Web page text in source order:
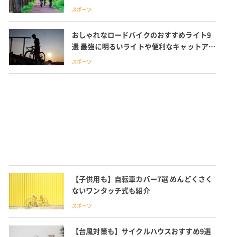
較的安い価格帯のものまで
スポーツ
おしゃれなロードバイクのおすすめライト9
選 最強に明るいライトや便利なキャットア
イ、選び方や取り付け位置も紹介
スポーツ
【子供用も】自転車カバー7選 めんどくさく
ないワンタッチ式も紹介
スポーツ
【台風対策も】サイクルハウスおすすめ9選